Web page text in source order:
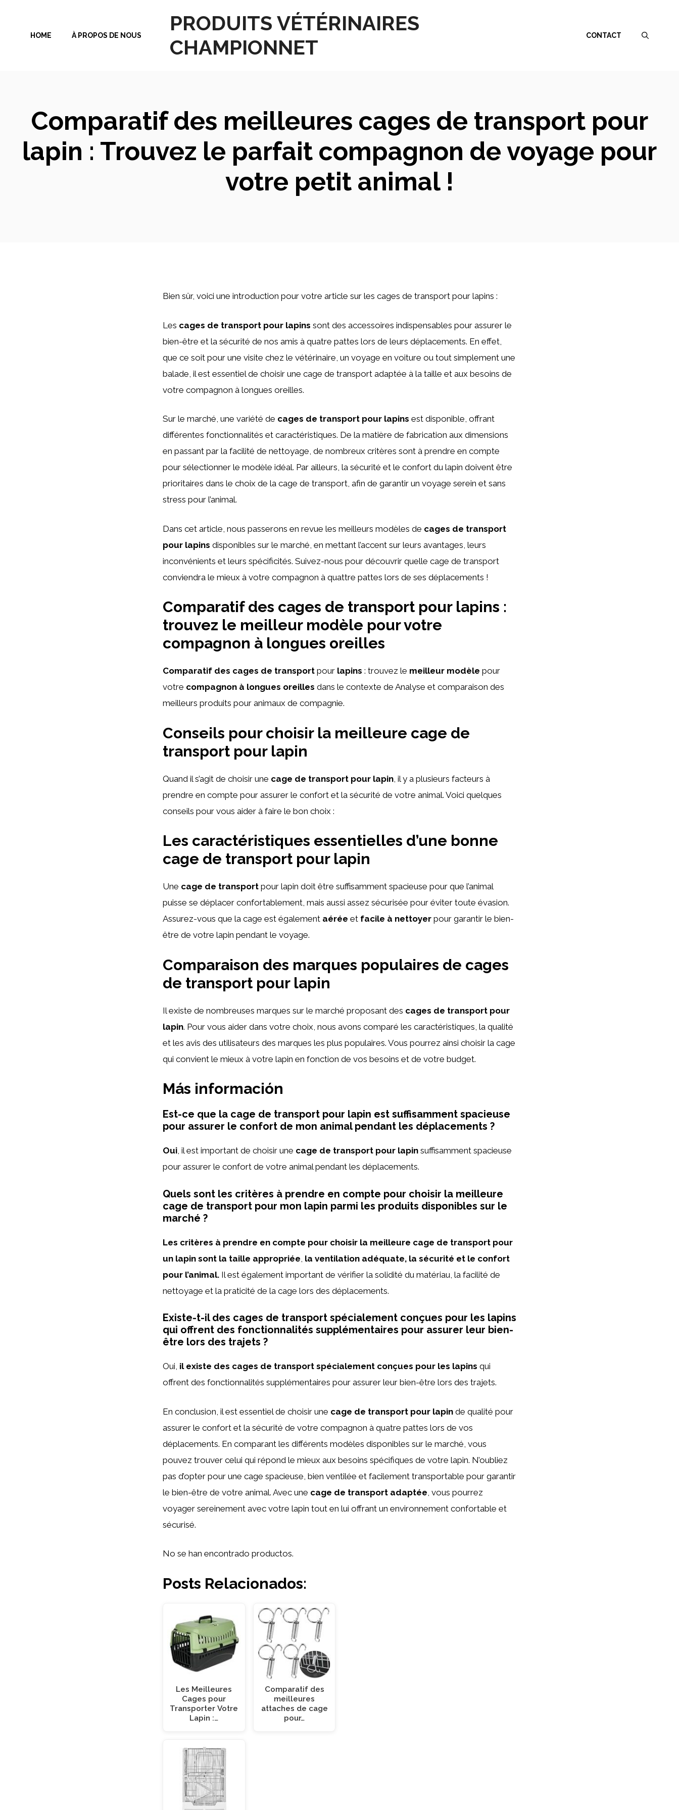
contenu
PRODUITS VÉTÉRINAIRES
CHAMPIONNET
HOME À PROPOS DE NOUS CONTACT
Comparatif des meilleures cages de transport pour
lapin : Trouvez le parfait compagnon de voyage pour
votre petit animal !
Bien sûr, voici une introduction pour votre article sur les cages de transport pour lapins :
Les cages de transport pour lapins sont des accessoires indispensables pour assurer le
bien-être et la sécurité de nos amis à quatre pattes lors de leurs déplacements. En effet,
que ce soit pour une visite chez le vétérinaire, un voyage en voiture ou tout simplement une
balade, il est essentiel de choisir une cage de transport adaptée à la taille et aux besoins de
votre compagnon à longues oreilles.
Sur le marché, une variété de cages de transport pour lapins est disponible, offrant
différentes fonctionnalités et caractéristiques. De la matière de fabrication aux dimensions
en passant par la facilité de nettoyage, de nombreux critères sont à prendre en compte
pour sélectionner le modèle idéal. Par ailleurs, la sécurité et le confort du lapin doivent être
prioritaires dans le choix de la cage de transport, afin de garantir un voyage serein et sans
stress pour l’animal.
Dans cet article, nous passerons en revue les meilleurs modèles de cages de transport
pour lapins disponibles sur le marché, en mettant l’accent sur leurs avantages, leurs
inconvénients et leurs spécificités. Suivez-nous pour découvrir quelle cage de transport
conviendra le mieux à votre compagnon à quattre pattes lors de ses déplacements !
Comparatif des cages de transport pour lapins :
trouvez le meilleur modèle pour votre
compagnon à longues oreilles
Comparatif des cages de transport pour lapins : trouvez le meilleur modèle pour
votre compagnon à longues oreilles dans le contexte de Analyse et comparaison des
meilleurs produits pour animaux de compagnie.
Conseils pour choisir la meilleure cage de
transport pour lapin
Quand il s’agit de choisir une cage de transport pour lapin , il y a plusieurs facteurs à
prendre en compte pour assurer le confort et la sécurité de votre animal. Voici quelques
conseils pour vous aider à faire le bon choix :
Les caractéristiques essentielles d’une bonne
cage de transport pour lapin
Une cage de transport pour lapin doit être suffisamment spacieuse pour que l’animal
puisse se déplacer confortablement, mais aussi assez sécurisée pour éviter toute évasion.
Assurez-vous que la cage est également aérée et facile à nettoyer pour garantir le bien-
être de votre lapin pendant le voyage.
Comparaison des marques populaires de cages
de transport pour lapin
Il existe de nombreuses marques sur le marché proposant des cages de transport pour
lapin. Pour vous aider dans votre choix, nous avons comparé les caractéristiques, la qualité
et les avis des utilisateurs des marques les plus populaires. Vous pourrez ainsi choisir la cage
qui convient le mieux à votre lapin en fonction de vos besoins et de votre budget.
Más información
Est-ce que la cage de transport pour lapin est suffisamment spacieuse
pour assurer le confort de mon animal pendant les déplacements ?
Oui, il est important de choisir une cage de transport pour lapin suffisamment spacieuse
pour assurer le confort de votre animal pendant les déplacements.
Quels sont les critères à prendre en compte pour choisir la meilleure
cage de transport pour mon lapin parmi les produits disponibles sur le
marché ?
Les critères à prendre en compte pour choisir la meilleure cage de transport pour
un lapin sont la taille appropriée la ventilation adéquate, la sécurité et le confort
pour l’animal. Il est également important de vérifier la solidité du matériau, la facilité de
nettoyage et la praticité de la cage lors des déplacements.
Existe-t-il des cages de transport spécialement conçues pour les lapins
qui offrent des fonctionnalités supplémentaires pour assurer leur bien-
être lors des trajets ?
Oui, il existe des cages de transport spécialement conçues pour les lapins qui
offrent des fonctionnalités supplémentaires pour assurer leur bien-être lors des trajets.
En conclusion, il est essentiel de choisir une cage de transport pour lapin de qualité pour
assurer le confort et la sécurité de votre compagnon à quatre pattes lors de vos
déplacements. En comparant les différents modèles disponibles sur le marché, vous
pouvez trouver celui qui répond le mieux aux besoins spécifiques de votre lapin. N’oubliez
pas d’opter pour une cage spacieuse, bien ventilée et facilement transportable pour garantir
le bien-être de votre animal. Avec une cage de transport adaptée , vous pourrez
voyager sereinement avec votre lapin tout en lui offrant un environnement confortable et
sécurisé.
No se han encontrado productos.
Posts Relacionados:
Les Meilleures
Cages pour
Transporter Votre
Lapin :…
Comparatif des
meilleures
attaches de cage
pour…